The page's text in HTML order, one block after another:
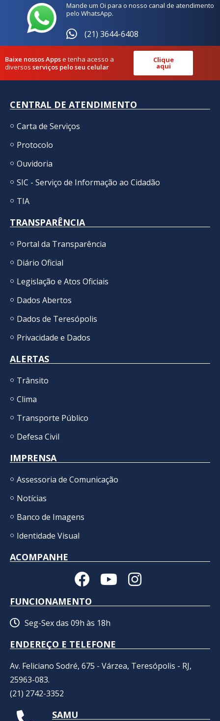
Mande um Oi para o nosso canal de atendimento
pelo WhatsApp.
(21) 3644-6408
Baixe nossos Appse tenha acesso a
diversos serviços pelo seu celular
Clique
aqui
CENTRAL DE ATENDIMENTO
Carta de Serviços
Protocolo
Ouvidoria
SIC - Serviço de Informação ao Cidadão
TIA
TRANSPARÊNCIA
Portal da Transparência
Diário Oficial
Legislação e Atos Oficiais
Dados Abertos
Dados de Teresópolis
Privacidade e Dados
ALERTAS
Trânsito
Clima
Transporte Público
Defesa Civil
IMPRENSA
Assessoria de Comunicação
Notícias
Banco de Imagens
Identidade Visual
ACOMPANHE
FUNCIONAMENTO
Seg-Sex das 09h às 18h
ENDEREÇO E TELEFONE
Av. Feliciano Sodré, 675 - Várzea, Teresópolis - RJ,
25963-083.
(21) 2742-3352​
SAMU